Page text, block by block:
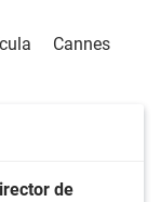
Cannes
de